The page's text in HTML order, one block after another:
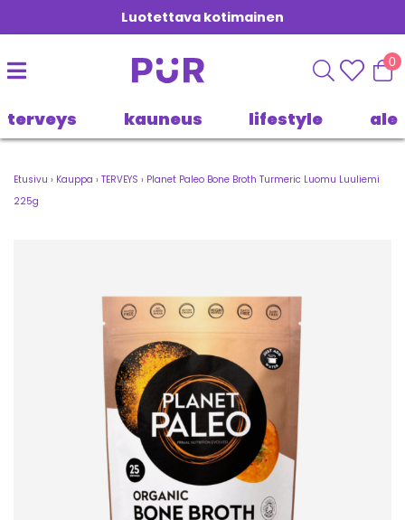
Luotettava kotimainen
0
terveys kauneus lifestyle ale
Etusivu › Kauppa › TERVEYS › Planet Paleo Bone Broth Turmeric Luomu Luuliemi
225g
Seuraava